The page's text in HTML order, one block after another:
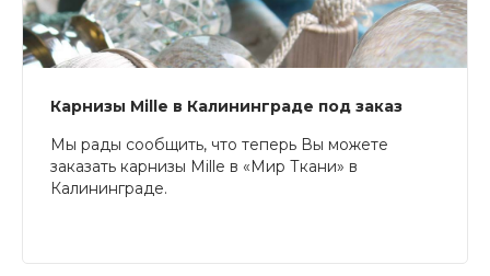
Карнизы Mille в Калининграде под заказ
Мы рады сообщить, что теперь Вы можете
заказать карнизы Mille в «Мир Ткани» в
Калининграде.